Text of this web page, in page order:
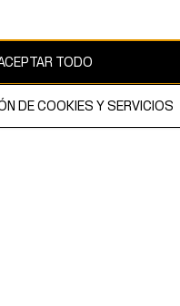
por copyright y es
TODO
DE COOKIES Y SERVICIOS